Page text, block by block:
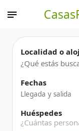
Localidad o
Fechas
Huéspedes
¿Cuántas